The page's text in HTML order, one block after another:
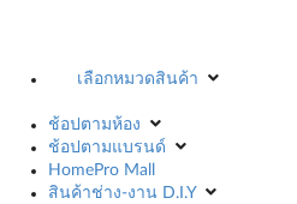
เลือกหมวดสินค้า
ช้อปตามห้อง
ช้อปตามแบรนด์
HomePro Mall
สินค้าช่าง-งาน D.I.Y